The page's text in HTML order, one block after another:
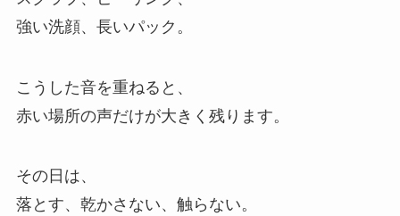
強い洗顔、長いパック。
こうした音を重ねると、
赤い場所の声だけが大きく残ります。
その日は、
落とす、乾かさない、触らない。